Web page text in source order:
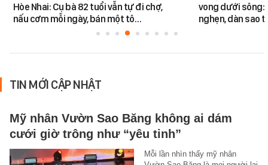
Hòe Nhai: Cụ bà 82 tuổi vẫn tự đi chợ,
nấu cơm mỗi ngày, bán một tô…
vong dưới sông:
nghẹn, dàn sao
TIN MỚI CẬP NHẬT
Mỹ nhân Vườn Sao Băng không ai dám
cưới giờ trông như “yêu tinh”
Mỗi lần nhìn thấy mỹ nhân